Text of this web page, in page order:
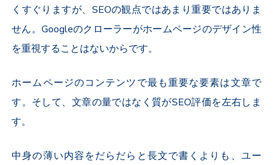
くすぐりますが、SEOの観点ではあまり重要ではありま
せん。Googleのクローラーがホームページのデザイン性
を重視することはないからです。
ホームページのコンテンツで最も重要な要素は文章で
す。そして、文章の量ではなく質がSEO評価を左右しま
す。
中身の薄い内容をだらだらと長文で書くよりも、ユー